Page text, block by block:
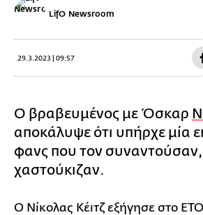
LifO Newsroom
29.3.2023 | 09:57
Ο βραβευμένος με Όσκαρ
αποκάλυψε ότι υπήρχε μία
φανς που τον
χαστούκιζαν.
Ο Νίκολας Κέιτζ εξήγησε στο